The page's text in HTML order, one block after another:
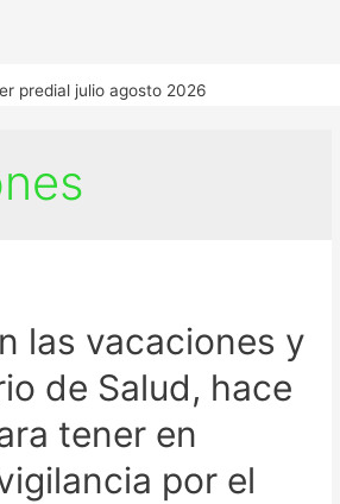
las vacaciones y
de Salud, hace
tener en
por el